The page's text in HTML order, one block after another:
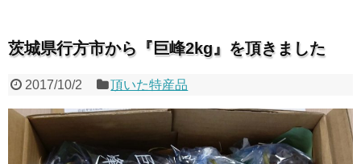
茨城県行方市から『巨峰2kg』を頂きました
2017/10/2 頂いた特産品